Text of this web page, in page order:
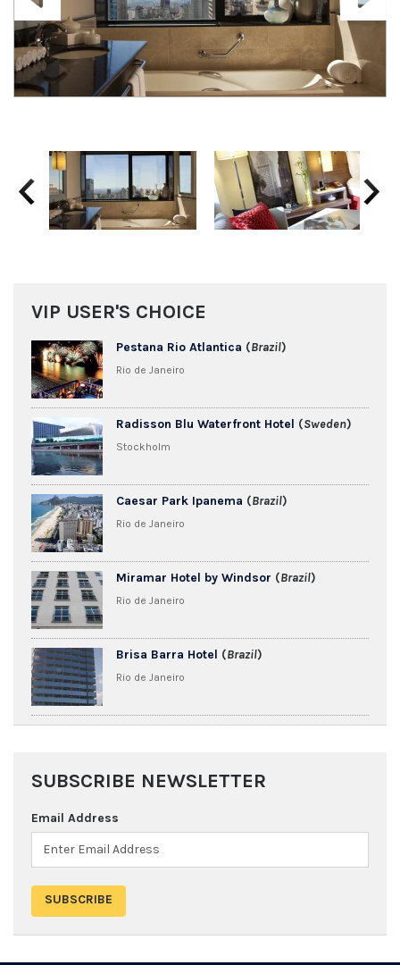
Previous Next
VIP USER'S CHOICE
Pestana Rio Atlantica (Brazil)
Rio de Janeiro
Radisson Blu Waterfront Hotel (Sweden)
Stockholm
Caesar Park Ipanema (Brazil)
Rio de Janeiro
Miramar Hotel by Windsor (Brazil)
Rio de Janeiro
Brisa Barra Hotel (Brazil)
Rio de Janeiro
SUBSCRIBE NEWSLETTER
Email Address